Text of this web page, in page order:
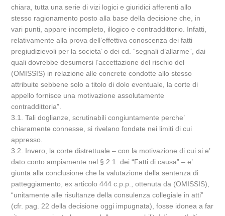
chiara, tutta una serie di vizi logici e giuridici afferenti allo
stesso ragionamento posto alla base della decisione che, in
vari punti, appare incompleto, illogico e contraddittorio. Infatti,
relativamente alla prova dell’effettiva conoscenza dei fatti
pregiudizievoli per la societa’ o dei cd. “segnali d’allarme”, dai
quali dovrebbe desumersi l’accettazione del rischio del
(OMISSIS) in relazione alle concrete condotte allo stesso
attribuite sebbene solo a titolo di dolo eventuale, la corte di
appello fornisce una motivazione assolutamente
contraddittoria”.
3.1. Tali doglianze, scrutinabili congiuntamente perche’
chiaramente connesse, si rivelano fondate nei limiti di cui
appresso.
3.2. Invero, la corte distrettuale – con la motivazione di cui si e’
dato conto ampiamente nel § 2.1. dei “Fatti di causa” – e’
giunta alla conclusione che la valutazione della sentenza di
patteggiamento, ex articolo 444 c.p.p., ottenuta da (OMISSIS),
“unitamente alle risultanze della consulenza collegiale in atti”
(cfr. pag. 22 della decisione oggi impugnata), fosse idonea a far